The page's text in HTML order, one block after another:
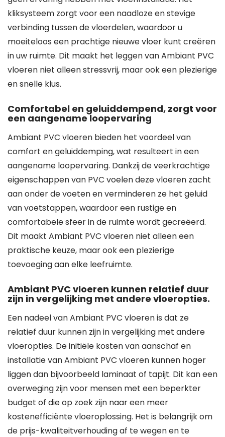
kliksysteem zorgt voor een naadloze en stevige
verbinding tussen de vloerdelen, waardoor u
moeiteloos een prachtige nieuwe vloer kunt creëren
in uw ruimte. Dit maakt het leggen van Ambiant PVC
vloeren niet alleen stressvrij, maar ook een plezierige
en snelle klus.
Comfortabel en geluiddempend, zorgt voor
een aangename loopervaring
Ambiant PVC vloeren bieden het voordeel van
comfort en geluiddemping, wat resulteert in een
aangename loopervaring. Dankzij de veerkrachtige
eigenschappen van PVC voelen deze vloeren zacht
aan onder de voeten en verminderen ze het geluid
van voetstappen, waardoor een rustige en
comfortabele sfeer in de ruimte wordt gecreëerd.
Dit maakt Ambiant PVC vloeren niet alleen een
praktische keuze, maar ook een plezierige
toevoeging aan elke leefruimte.
Ambiant PVC vloeren kunnen relatief duur
zijn in vergelijking met andere vloeropties.
Een nadeel van Ambiant PVC vloeren is dat ze
relatief duur kunnen zijn in vergelijking met andere
vloeropties. De initiële kosten van aanschaf en
installatie van Ambiant PVC vloeren kunnen hoger
liggen dan bijvoorbeeld laminaat of tapijt. Dit kan een
overweging zijn voor mensen met een beperkter
budget of die op zoek zijn naar een meer
kostenefficiënte vloeroplossing. Het is belangrijk om
de prijs-kwaliteitverhouding af te wegen en te